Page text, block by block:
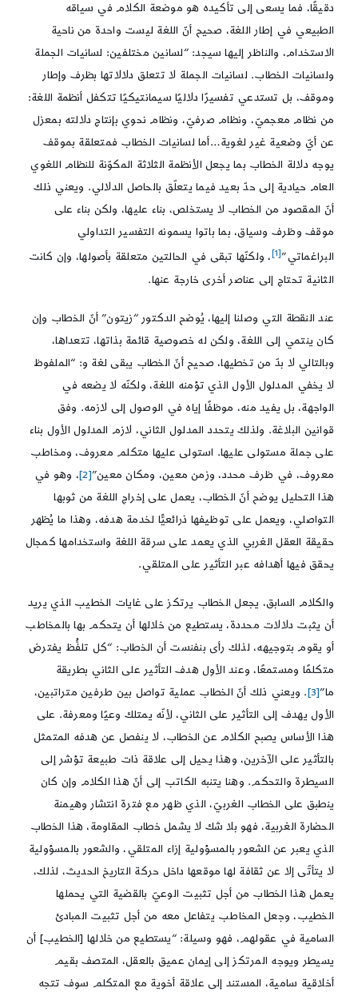
دقيقًا، فما يسعى إلى تأكيده هو موضعة الكلام في سياقه
الطبيعي في إطار اللغة، صحيح أنّ اللغة ليست واحدة من ناحية
الاستخدام، والناظر إليها سيجد: “لسانين مختلفين: لسانيات الجملة
ولسانيات الخطاب. لسانيات الجملة لا تتعلق دلالاتها بظرف وإطار
وموقف، بل تستدعي تفسيرًا دلاليًا سيمانتيكيًا تتكفل أنظمة اللغة:
من نظام معجميّ، ونظام صرفيّ، ونظام نحوي بإنتاج دلالته بمعزل
عن أيّ وضعية غير لغوية…أما لسانيات الخطاب فمتعلقة بموقف
يوجه دلالة الخطاب بما يجعل الأنظمة الثلاثة المكوّنة للنظام اللغوي
العام حيادية إلى حدّ بعيد فيما يتعلّق بالحاصل الدلالي. ويعني ذلك
أنّ المقصود من الخطاب لا يستخلص، بناء عليها، ولكن بناء على
موقف وظرف وسياق، بما باتوا يسمونه التفسير التداولي
البراغماتي”[1]
، ولكنّها تبقى في الحالتين متعلقة بأصولها، وإن كانت
الثانية تحتاج إلى عناصر أخرى خارجة عنها.
عند النقطة التي وصلنا إليها، يُوضح الدكتور “زيتون” أنّ الخطاب وإن
كان ينتمي إلى اللغة، ولكن له خصوصية قائمة بذاتها، تتعداها،
وبالتالي لا بدّ من تخطيها، صحيح أنّ الخطاب يبقى لغة و: “الملفوظ
لا يخفي المدلول الأول الذي تؤمنه اللغة، ولكنّه لا يضعه في
الواجهة، بل يفيد منه، موظفًا إياه في الوصول إلى لازمه. وفق
قوانين البلاغة. ولذلك يتحدد المدلول الثاني، لازم المدلول الأول بناء
على جملة مستولى عليها. استولى عليها متكلم معروف، ومخاطب
معروف، في ظرف محدد، وزمن معين، ومكان معين”[2]
، وهو في
هذا التحليل يوضح أنّ الخطاب، يعمل على إخراج اللغة من ثوبها
التواصلي، ويعمل على توظيفها ذرائعيًّا لخدمة هدفه، وهذا ما يُظهر
حقيقة العقل الغربي الذي يعمد على سرقة اللغة واستخدامها كمجال
يحقق فيها أهدافه عبر التأثير على المتلقي.
والكلام السابق، يجعل الخطاب يرتكز على غايات الخطيب الذي يريد
أن يثبت دلالات محددة، يستطيع من خلالها أن يتحكم بها بالمخاطب
أو يقوم بتوجيهه، لذلك رأى بنفنست أن الخطاب: “كل تلفُّظ يفترض
متكلمًا ومستمعًا، وعند الأول هدف التأثير على الثاني بطريقة
ما”[3]
. ويعني ذلك أنّ الخطاب عملية تواصل بين طرفين متراتبين،
الأول يهدف إلى التأثير على الثاني، لأنّه يمتلك وعيًا ومعرفة. على
هذا الأساس يصبح الكلام عن الخطاب، لا ينفصل عن هدفه المتمثل
بالتأثير على الآخرين، وهذا يحيل إلى علاقة ذات طبيعة تؤشر إلى
السيطرة والتحكم. وهنا يتنبه الكاتب إلى أنّ هذا الكلام وإن كان
ينطبق على الخطاب الغربيّ، الذي ظهر مع فترة انتشار وهيمنة
الحضارة الغربية، فهو بلا شك لا يشمل خطاب المقاومة، هذا الخطاب
الذي يعبر عن الشعور بالمسؤولية إزاء المتلقي، والشعور بالمسؤولية
لا يتأتّى إلا عن ثقافة لها موقعها داخل حركة التاريخ الحديث، لذلك،
يعمل هذا الخطاب من أجل تثبيت الوعيّ بالقضية التي يحملها
الخطيب، وجعل المخاطب يتفاعل معه من أجل تثبيت المبادئ
السامية في عقولهم، فهو وسيلة: “يستطيع من خلالها [الخطيب] أن
يسيطر ويوجه المرتكز إلى إيمان عميق بالعقل، المتصف بقيم
أخلاقية سامية، المستند إلى علاقة أخوية مع المتكلم سوف تتجه